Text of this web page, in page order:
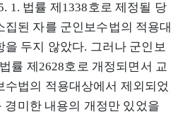
1. 법률 제1338호로 제정될 당
된 자를 군인보수법의 적용대
을 두지 않았다. 그러나 군인보
률 제2628호로 개정되면서 교
수법의 적용대상에서 제외되었
경미한 내용의 개정만 있었을